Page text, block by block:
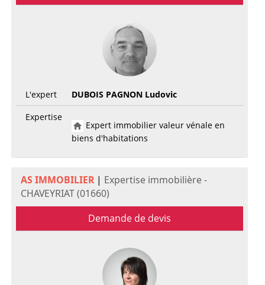
L'expert
DUBOIS PAGNON Ludovic
Expertise
Expert immobilier valeur vénale en
biens d'habitations
AS IMMOBILIER| Expertise immobilière -
CHAVEYRIAT (01660)
Demande de devis